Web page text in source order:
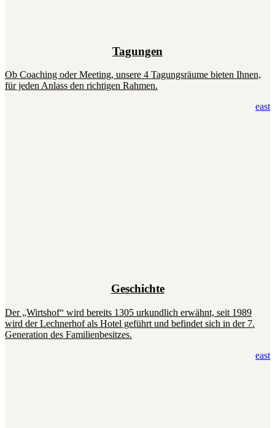
Tagungen
Ob Coaching oder Meeting, unsere 4 Tagungsräume bieten Ihnen,
für jeden Anlass den richtigen Rahmen.
east
Geschichte
Der „Wirtshof“ wird bereits 1305 urkundlich erwähnt, seit 1989
wird der Lechnerhof als Hotel geführt und befindet sich in der 7.
Generation des Familienbesitzes.
east